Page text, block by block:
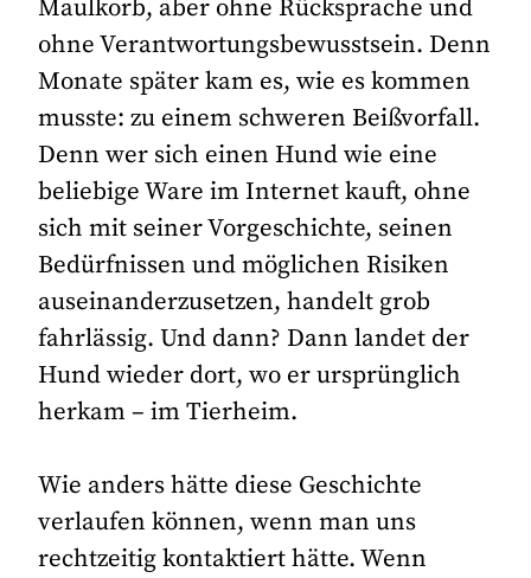
Maulkorb, aber ohne Rücksprache und
ohne Verantwortungsbewusstsein. Denn
Monate später kam es, wie es kommen
musste: zu einem schweren Beißvorfall.
Denn wer sich einen Hund wie eine
beliebige Ware im Internet kauft, ohne
sich mit seiner Vorgeschichte, seinen
Bedürfnissen und möglichen Risiken
auseinanderzusetzen, handelt grob
fahrlässig. Und dann? Dann landet der
Hund wieder dort, wo er ursprünglich
herkam – im Tierheim.
Wie anders hätte diese Geschichte
verlaufen können, wenn man uns
rechtzeitig kontaktiert hätte. Wenn